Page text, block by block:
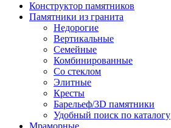
Конструктор памятников
Памятники из гранита
Недорогие
Вертикальные
Семейные
Комбинированные
Со стеклом
Элитные
Кресты
Барельеф/3D памятники
Удобный поиск по каталогу